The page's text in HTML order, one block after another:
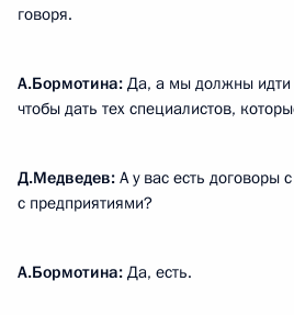
говоря.
А.Бормотина: Да, а мы должны идти
чтобы дать тех специалистов,
Д.Медведев: А у вас есть договоры
с предприятиями?
А.Бормотина: Да, есть.